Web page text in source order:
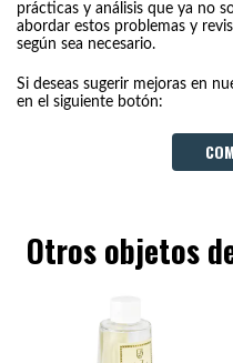
prácticas y análisis que ya no
abordar estos problemas y
según sea necesario.
Si deseas sugerir mejoras en
en el siguiente botón:
Otros objetos